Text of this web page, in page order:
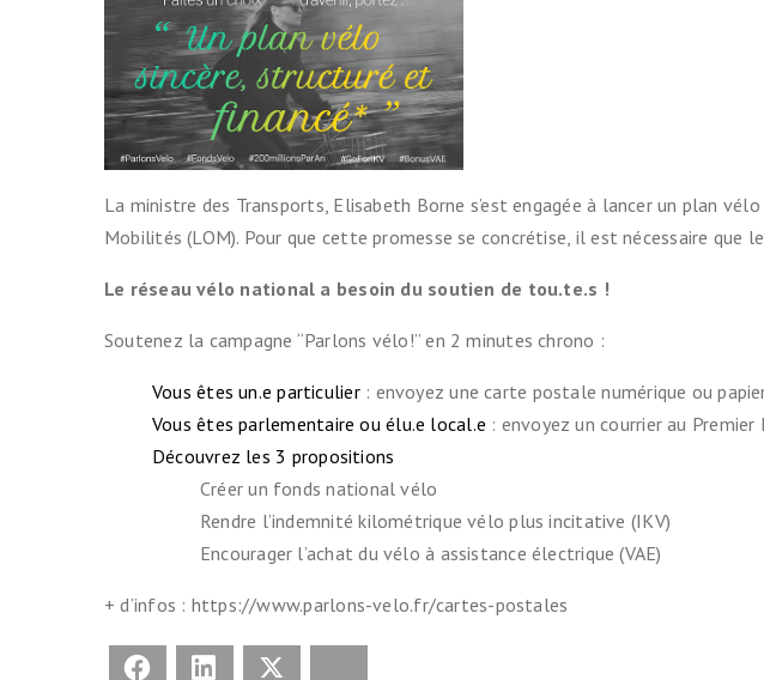
(IKV)
Contre le vol
Prendre le train avec son vélo
Cartes & Plans
partenaires
Entretenir son vélo
Se balader
La ministre des Transports, Elisabeth Borne s’est engagée à lancer un plan
Mobilités (LOM). Pour que cette promesse se concrétise, il est nécessaire que
Le réseau vélo national a besoin du soutien de tou.te.s !
Soutenez la campagne “Parlons vélo!” en 2 minutes chrono :
Vous êtes un.e particulier: envoyez une carte postale numérique ou
Vous êtes parlementaire ou élu.e local.e : envoyez un courrier au
Découvrez les 3 propositions
Créer un fonds national vélo
Rendre l’indemnité kilométrique vélo plus incitative (IKV)
Encourager l’achat du vélo à assistance électrique (VAE)
+ d’infos : https://www.parlons-velo.fr/cartes-postales
Facebook LinkedIn